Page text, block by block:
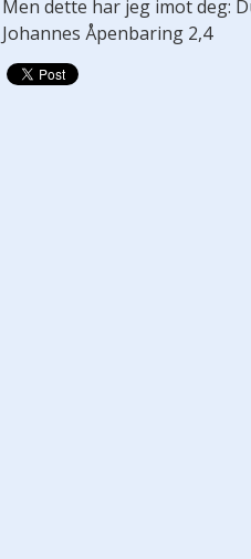
Men dette har jeg imot deg:
Johannes Åpenbaring 2,4